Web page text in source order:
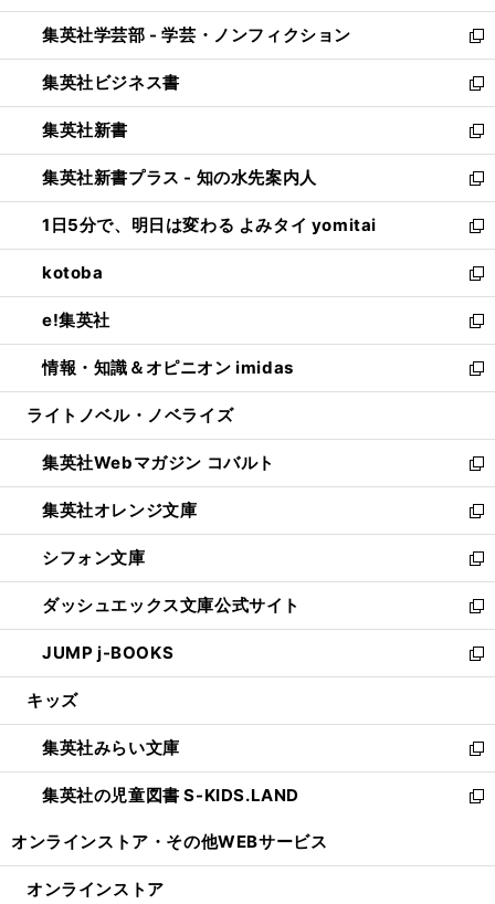
開
く
ウ
で
開
く
ン
ド
ウ
で
開
く
ウ
ィ
ン
ド
ウ
で
開
く
集英社学芸部 - 学芸・ノンフィクション
新
し
い
ウ
ィ
ン
ド
ウ
で
開
く
集英社ビジネス書
新
し
い
ウ
ィ
ン
ド
ウ
で
開
く
集英社新書
新
し
い
ウ
ィ
ン
ド
ウ
で
開
く
集英社新書プラス - 知の水先案内人
新
し
い
ウ
ィ
ン
ド
ウ
で
開
1日5分で、明日は変わる よみタイ yomitai
新
し
い
ウ
ィ
ン
ド
ウ
開
く
kotoba
新
し
い
ウ
ィ
ン
ウ
で
開
く
e!集英社
新
し
い
ウ
ン
ド
ウ
で
開
く
情報・知識＆オピニオン imidas
新
し
ウ
ィ
ン
ド
ウ
で
開
く
ライトノベル・ノベライズ
集英社Webマガジン コバルト
新
し
い
ウ
ィ
ン
ド
ウ
で
開
集英社オレンジ文庫
新
し
い
ウ
ィ
ン
ド
ウ
開
く
シフォン文庫
新
し
い
ウ
ィ
ン
ウ
で
開
く
ダッシュエックス文庫公式サイト
新
し
い
ウ
ン
ド
ウ
で
JUMP j-BOOKS
新
し
ウ
ィ
ン
ド
開
キッズ
集英社みらい文庫
新
し
い
ン
集英社の児童図書 S-KIDS.LAND
新
ウ
オンラインストア・ その他WEBサービス
オンラインストア